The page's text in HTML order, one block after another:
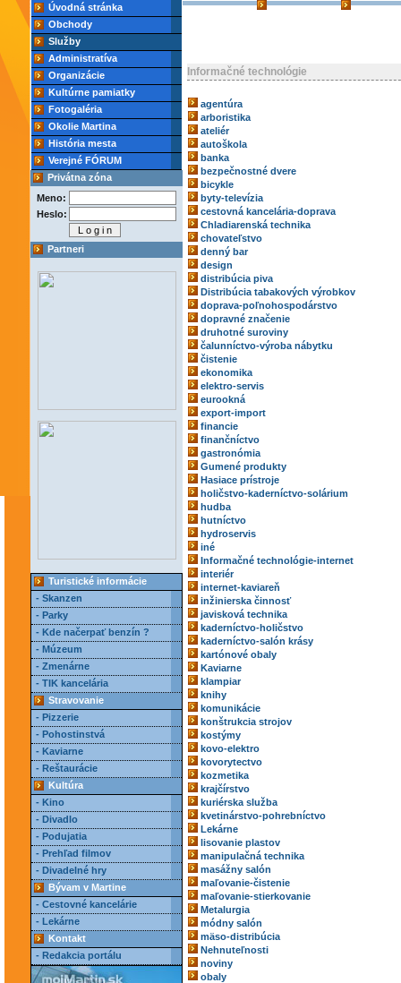
Úvodná stránka
Obchody
Služby
Administratíva
Organizácie
Kultúrne pamiatky
Fotogaléria
Okolie Martina
História mesta
Verejné FÓRUM
Privátna zóna
Meno:
Heslo:
Partneri
Turistické informácie
- Skanzen
- Parky
- Kde načerpať benzín ?
- Múzeum
- Zmenárne
- TIK kancelária
Stravovanie
- Pizzerie
- Pohostinstvá
- Kaviarne
- Reštaurácie
Kultúra
- Kino
- Divadlo
- Podujatia
- Prehľad filmov
- Divadelné hry
Bývam v Martine
- Cestovné kancelárie
- Lekárne
Kontakt
- Redakcia portálu
Informačné technológie
agentúra
arboristika
ateliér
autoškola
banka
bezpečnostné dvere
bicykle
byty-televízia
cestovná kancelária-doprava
Chladiarenská technika
chovateľstvo
denný bar
design
distribúcia piva
Distribúcia tabakových výrobkov
doprava-poľnohospodárstvo
dopravné značenie
druhotné suroviny
čalunníctvo-výroba nábytku
čistenie
ekonomika
elektro-servis
eurookná
export-import
financie
finančníctvo
gastronómia
Gumené produkty
Hasiace prístroje
holičstvo-kaderníctvo-solárium
hudba
hutníctvo
hydroservis
iné
Informačné technológie-internet
interiér
internet-kaviareň
inžinierska činnosť
javisková technika
kaderníctvo-holičstvo
kaderníctvo-salón krásy
kartónové obaly
Kaviarne
klampiar
knihy
komunikácie
konštrukcia strojov
kostýmy
kovo-elektro
kovorytectvo
kozmetika
krajčírstvo
kuriérska služba
kvetinárstvo-pohrebníctvo
Lekárne
lisovanie plastov
manipulačná technika
masážny salón
maľovanie-čistenie
maľovanie-stierkovanie
Metalurgia
módny salón
mäso-distribúcia
Nehnuteľnosti
noviny
obaly